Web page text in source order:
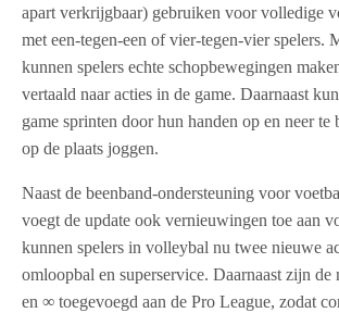
apart verkrijgbaar) gebruiken voor volledige
met een-tegen-een of vier-tegen-vier spelers.
kunnen spelers echte schopbewegingen
vertaald naar acties in de game. Daarnaast
game sprinten door hun handen op en neer te
op de plaats joggen.
Naast de beenband-ondersteuning voor
voegt de update ook vernieuwingen toe aan
kunnen spelers in volleybal nu twee nieuwe
omloopbal en superservice. Daarnaast zijn de
en ∞ toegevoegd aan de Pro League, zodat